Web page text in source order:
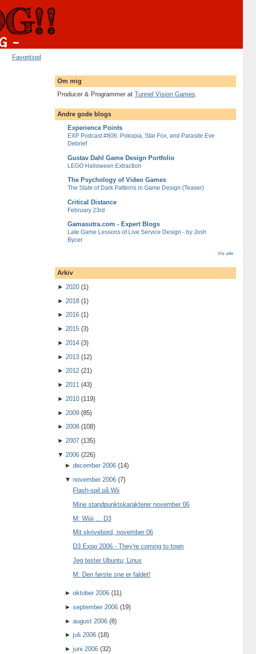
Favoritspil
Om mig
Producer & Programmer at Tunnel Vision Games
Andre gode blogs
Experience Points
EXP Podcast #806: Pokopia, Star Fox, and Parasite Eve
Debrief
Gustav Dahl Game Design Portfolio
LEGO Halloween Extraction
The Psychology of Video Games
The State of Dark Patterns in Game Design (Teaser)
Critical Distance
February 23rd
Gamasutra.com - Expert Blogs
Late Game Lessons of Live Service Design - by Josh
Bycer
Vis alle
Arkiv
► 2020 (1)
► 2018 (1)
► 2016 (1)
► 2015 (3)
► 2014 (3)
► 2013 (12)
► 2012 (21)
► 2011 (43)
► 2010 (119)
► 2009 (85)
► 2008 (108)
► 2007 (135)
▼ 2006 (226)
►december 2006 (14)
▼november 2006 (7)
Flash-spil på Wii
Mine standpunktskarakterer november 06
M: Wiiii ... D3
Mit skrivebord, november 06
D3 Expo 2006 - They're coming to town
Jeg tester Ubuntu; Linux
M: Den første sne er faldet!
►oktober 2006 (11)
►september 2006 (19)
►august 2006 (8)
►juli 2006 (18)
►juni 2006 (32)